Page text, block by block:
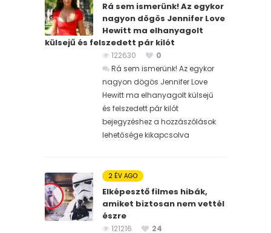
Rá sem ismerünk! Az egykor
nagyon dögös Jennifer Love
Hewitt ma elhanyagolt
külsejű és felszedett pár kilót
122630
0
Rá sem ismerünk! Az egykor
nagyon dögös Jennifer Love
Hewitt ma elhanyagolt külsejű
és felszedett pár kilót
bejegyzéshez a hozzászólások
lehetősége kikapcsolva
2 ÉV AGO
Elképesztő filmes hibák,
amiket biztosan nem vettél
észre
121216 24